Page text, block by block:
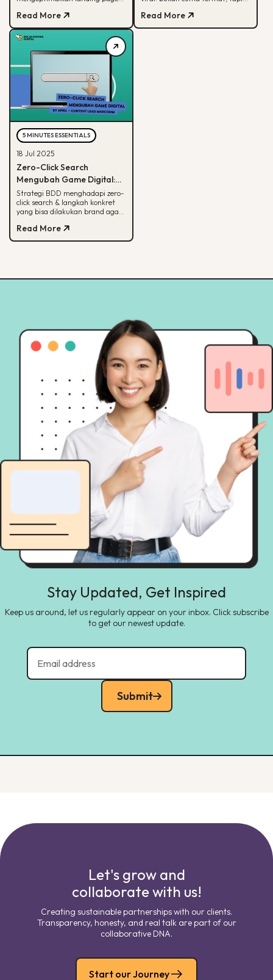
Marketing
maksimal
Read More Read More
5 MINUTES ESSENTIALS
18 Jul 2025
Zero-Click Search
Mengubah Game Digital:
Begini Strategi BDD & Apa
yang Bisa Dilakukan Brand
Strategi BDD menghadapi zero-
click search & langkah konkret
yang bisa dilakukan brand agar
Google
Read More
Stay Updated, Get Inspired
Keep us around, let us regularly appear on your inbox. Click subscribe
to get our newest update.
Submit
Let's grow and
collaborate with us!
Creating sustainable partnerships with our clients.
Transparency, honesty, and real talk are part of our
collaborative DNA.
Start our Journey